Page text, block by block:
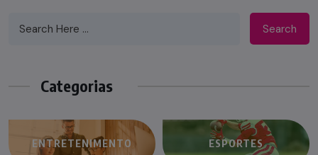
Search
Categorias
ENTRETENIMENTO ESPORTES